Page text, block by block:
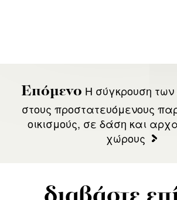
Επόμενο Η σύγκρουση
στους προστατευόμενους
οικισμούς, σε δάση και
χώρους